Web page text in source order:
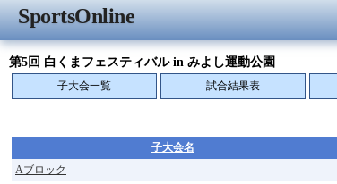
SportsOnline
第5回 白くまフェスティバル in みよし運動公園
子大会一覧 試合結果表
子大会名
Aブロック